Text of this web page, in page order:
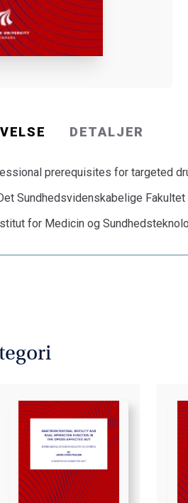
DETALJER
prerequisites for targeted
Sundhedsvidenskabelige Fakultet
for Medicin og